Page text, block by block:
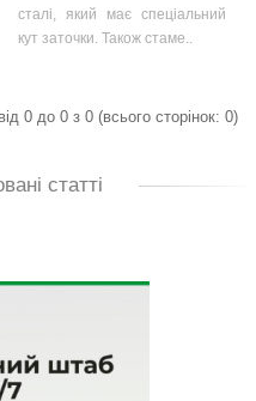
сталі, який має спеціальний
кут заточки. Також стаме..
0 до 0 з 0 (всього сторінок: 0)
статті